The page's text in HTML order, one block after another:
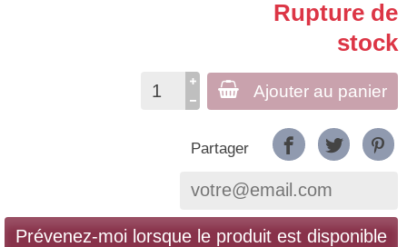
Rupture de
stock
Ajouter au panier
Partager
Prévenez-moi lorsque le produit est disponible